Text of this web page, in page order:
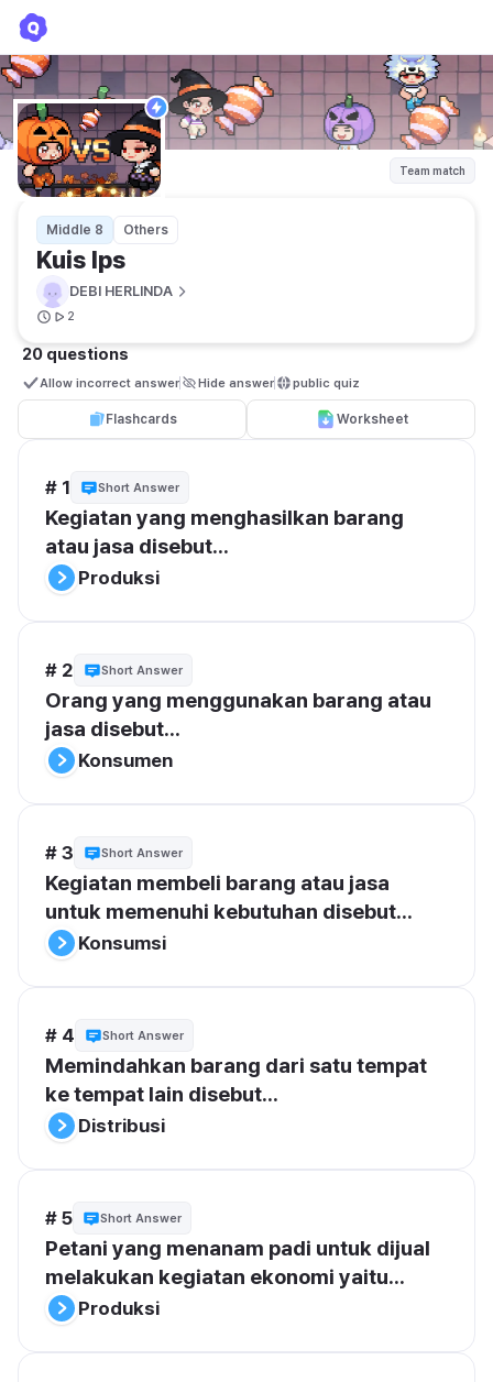
Team match
Middle 8 Others
Kuis Ips
DEBI HERLINDA
2
20 questions
Allow incorrect answer Hide answer public quiz
Flashcards Worksheet
# 1 Short Answer
Kegiatan yang menghasilkan barang
atau jasa disebut...
Produksi
# 2 Short Answer
Orang yang menggunakan barang atau
jasa disebut...
Konsumen
# 3 Short Answer
Kegiatan membeli barang atau jasa
untuk memenuhi kebutuhan disebut...
Konsumsi
# 4 Short Answer
Memindahkan barang dari satu tempat
ke tempat lain disebut...
Distribusi
# 5 Short Answer
Petani yang menanam padi untuk dijual
melakukan kegiatan ekonomi yaitu...
Produksi